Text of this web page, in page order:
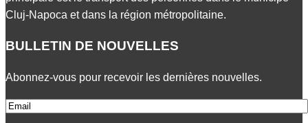
Cluj-Napoca et dans la région métropolitaine.
BULLETIN DE NOUVELLES
Abonnez-vous pour recevoir les dernières nouvelles.